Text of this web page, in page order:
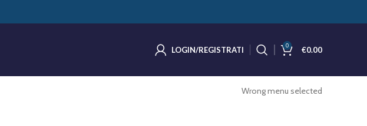
LOGIN/REGISTRATI 0 €0.00
Wrong menu selected